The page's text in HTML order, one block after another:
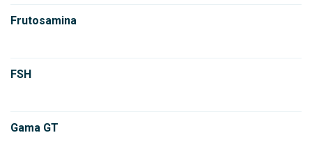
Frutosamina
FSH
Gama GT